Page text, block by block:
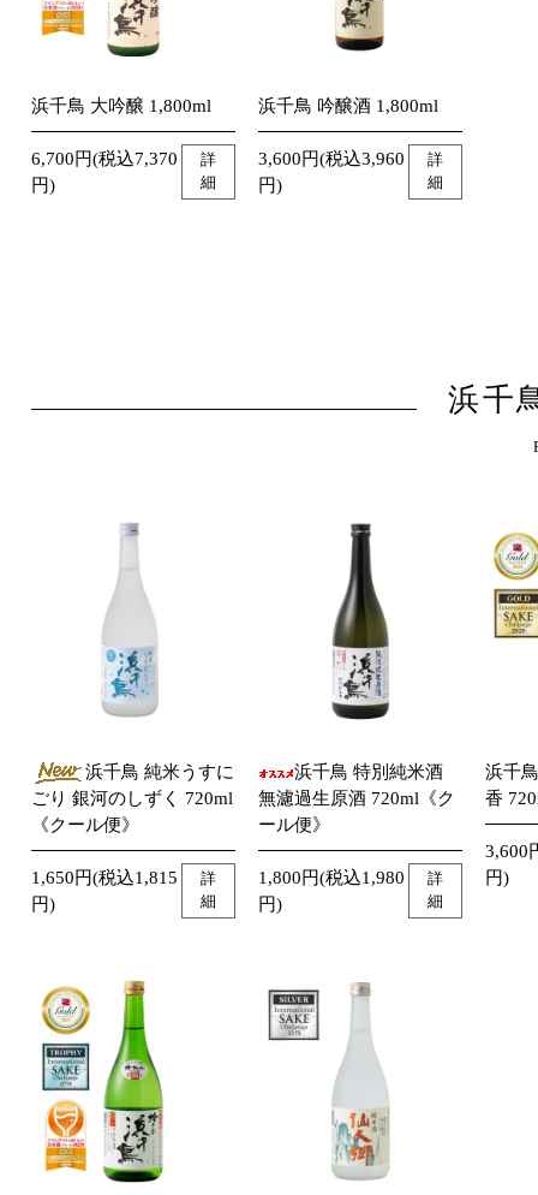
浜千鳥 大吟醸 1,800ml
6,700円(税込7,370
円)
詳
細
浜千鳥 吟醸酒 1,800ml
3,600円(税込3,960
円)
詳
細
浜千
浜千鳥 純米うすに
ごり 銀河のしずく 720ml
《クール便》
1,650円(税込1,815
円)
詳
細
浜千鳥 特別純米酒
無濾過生原酒 720ml《ク
ール便》
1,800円(税込1,980
円)
詳
細
浜千
香
3,600
円)